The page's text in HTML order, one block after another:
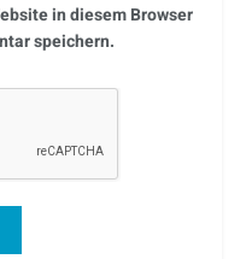
in diesem Browser
speichern.